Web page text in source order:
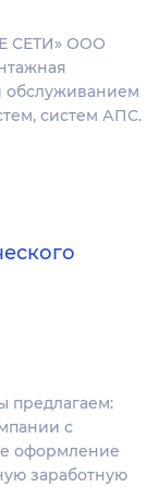
СЕТИ» ООО
обслуживанием
систем АПС.
предлагаем:
с
оформление
заработную